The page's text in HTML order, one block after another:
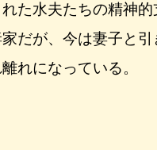
た水夫たちの精神的
だが、今は妻子と
れになっている。